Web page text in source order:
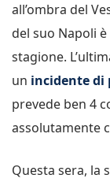
all’ombra del
del suo Napoli
stagione.
un incidente di
prevede ben 4
assolutamente
Questa sera, la